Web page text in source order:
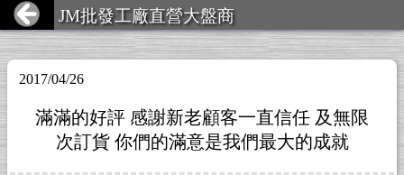
JM批發工廠直營大盤商
2017/04/26
滿滿的好評 感謝新老顧客一直信任 及無限
次訂貨 你們的滿意是我們最大的成就